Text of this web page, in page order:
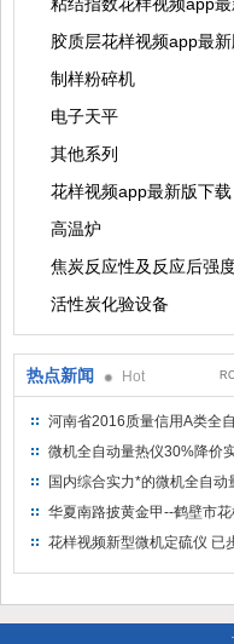
胶质层花样视频app最新
制样粉碎机
电子天平
其他系列
花样视频app最新版下载
高温炉
焦炭反应性及反应后强
活性炭化验设备
热点新闻 Hot
河南省2016质量信用A类全
量热仪
微机全自动量热仪30%降价
出售
国内综合实力*的微机全自动
仪制造企业
华夏南路披黄金甲--鹤壁市
视频仪器仪表有限公司
花样视频新型微机定硫仪 已